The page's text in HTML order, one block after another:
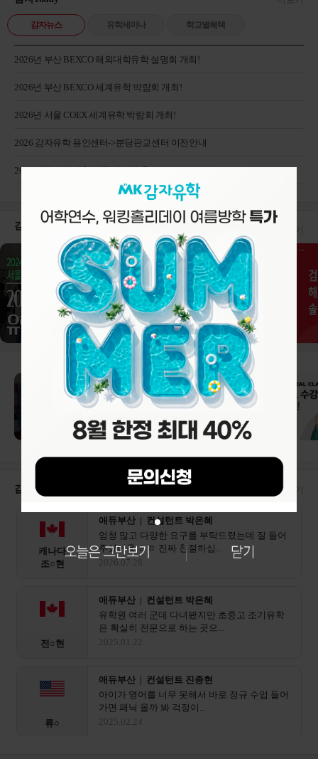
감자뉴스 유학세미나 학교별혜택
2026년 부산 BEXCO 해외대학유학 설명회 개최!
2026년 부산 BEXCO 세계유학 박람회 개최!
2026년 서울 COEX 세계유학 박람회 개최!
2026 감자유학 용인센터->분당판교센터 이전안내
2026 대구 해외대학 진학 설명회 후기
감자Tube!
감자유학 수속후기 더보기
캐나다
조○현
애듀부산 | 컨설턴트 박은혜
엄청 많고 다양한 요구를 부탁드렸는데 잘 들어
주셨어용 ㅎㅎ 진짜 친절하십...
2026.07.28
전○현
애듀부산 | 컨설턴트 박은혜
유학원 여러 군데 다녀봤지만 초중고 조기유학
은 확실히 전문으로 하는 곳으...
2025.01.22
류○
애듀부산 | 컨설턴트 진종현
아이가 영어를 너무 못해서 바로 정규 수업 들어
가면 패닉 올까 봐 걱정이...
2025.02.24